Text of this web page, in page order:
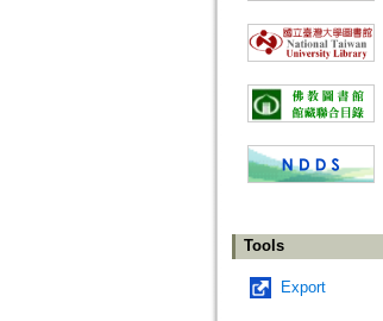
Tools
Export